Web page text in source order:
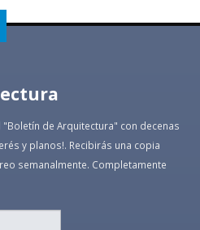
"Boletín de Arquitectura" con decenas
y planos!. Recibirás una copia
semanalmente. Completamente